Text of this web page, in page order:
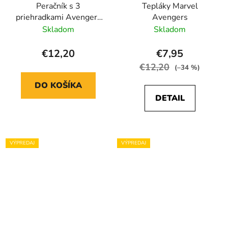
Peračník s 3
priehradkami Avengers
It´s Hero Time
Skladom
€12,20
DO KOŠÍKA
Tepláky Marvel
Avengers
Skladom
€7,95
€12,20 (–34 %)
DETAIL
VÝPREDAJ VÝPREDAJ